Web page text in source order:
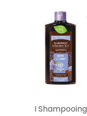
I Shampooing